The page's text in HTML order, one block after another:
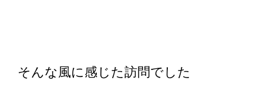
そんな風に感じた訪問でした